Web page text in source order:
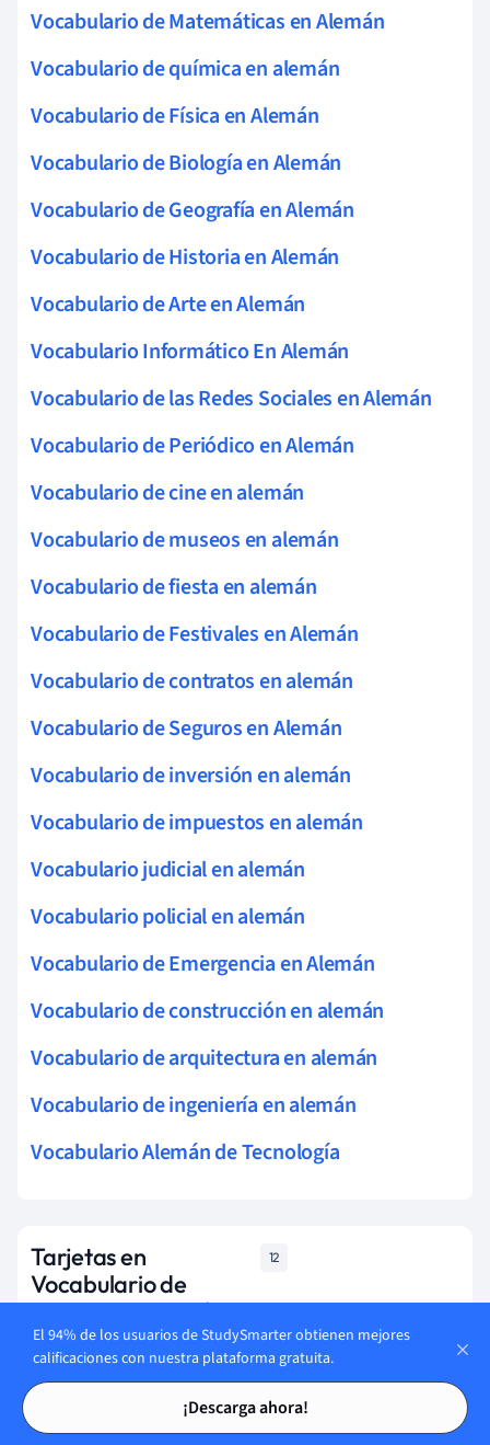
Tarjetas de estudio
Tarjetas de estudio
Vocabulario de Matemáticas en Alemán
Vocabulario de química en alemán
Vocabulario de Física en Alemán
Vocabulario de Biología en Alemán
Vocabulario de Geografía en Alemán
Vocabulario de Historia en Alemán
Vocabulario de Arte en Alemán
Vocabulario Informático En Alemán
Vocabulario de las Redes Sociales en Alemán
Vocabulario de Periódico en Alemán
Vocabulario de cine en alemán
Vocabulario de museos en alemán
Vocabulario de fiesta en alemán
Vocabulario de Festivales en Alemán
Vocabulario de contratos en alemán
Vocabulario de Seguros en Alemán
Vocabulario de inversión en alemán
Vocabulario de impuestos en alemán
Vocabulario judicial en alemán
Vocabulario policial en alemán
Vocabulario de Emergencia en Alemán
Vocabulario de construcción en alemán
Vocabulario de arquitectura en alemán
Vocabulario de ingeniería en alemán
Vocabulario Alemán de Tecnología
Tarjetas en
Vocabulario de
Historia en Alemán
12
Empieza a aprender
El 94% de los usuarios de StudySmarter obtienen mejores
calificaciones con nuestra plataforma gratuita.
¡Descarga ahora!